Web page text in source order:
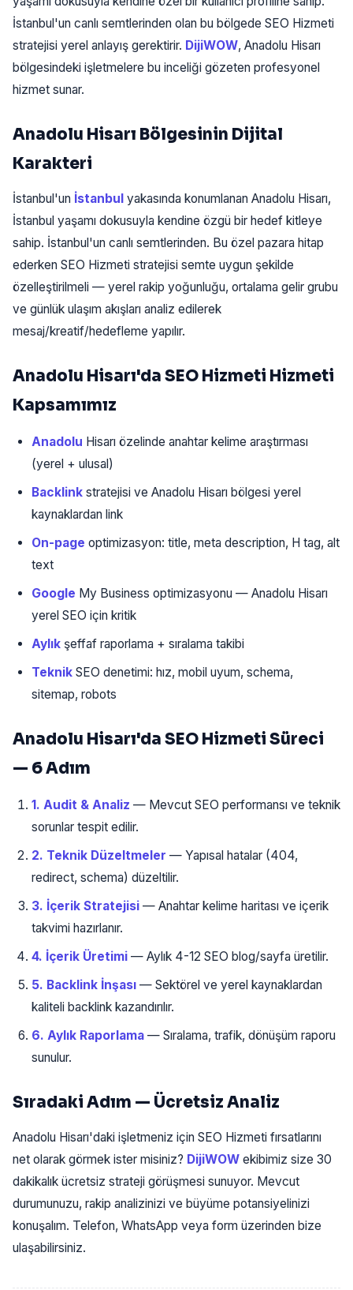
İstanbul'un canlı semtlerinden olan bu bölgede SEO Hizmeti
stratejisi yerel anlayış gerektirir. DijiWOW, Anadolu Hisarı
bölgesindeki işletmelere bu inceliği gözeten profesyonel
hizmet sunar.
Anadolu Hisarı Bölgesinin Dijital
Karakteri
İstanbul'un İstanbul yakasında konumlanan Anadolu Hisarı,
İstanbul yaşamı dokusuyla kendine özgü bir hedef kitleye
sahip. İstanbul'un canlı semtlerinden. Bu özel pazara hitap
ederken SEO Hizmeti stratejisi semte uygun şekilde
özelleştirilmeli — yerel rakip yoğunluğu, ortalama gelir grubu
ve günlük ulaşım akışları analiz edilerek
mesaj/kreatif/hedefleme yapılır.
Anadolu Hisarı'da SEO Hizmeti Hizmeti
Kapsamımız
Anadolu Hisarı özelinde anahtar kelime araştırması
(yerel + ulusal)
Backlink stratejisi ve Anadolu Hisarı bölgesi yerel
kaynaklardan link
On-page optimizasyon: title, meta description, H tag, alt
text
Google My Business optimizasyonu — Anadolu Hisarı
yerel SEO için kritik
Aylık şeffaf raporlama + sıralama takibi
Teknik SEO denetimi: hız, mobil uyum, schema,
sitemap, robots
Anadolu Hisarı'da SEO Hizmeti Süreci
— 6 Adım
1. Audit & Analiz — Mevcut SEO performansı ve teknik
sorunlar tespit edilir.
2. Teknik Düzeltmeler — Yapısal hatalar (404,
redirect, schema) düzeltilir.
3. İçerik Stratejisi — Anahtar kelime haritası ve içerik
takvimi hazırlanır.
4. İçerik Üretimi — Aylık 4-12 SEO blog/sayfa üretilir.
5. Backlink İnşası — Sektörel ve yerel kaynaklardan
kaliteli backlink kazandırılır.
6. Aylık Raporlama — Sıralama, trafik, dönüşüm raporu
sunulur.
Sıradaki Adım — Ücretsiz Analiz
Anadolu Hisarı'daki işletmeniz için SEO Hizmeti fırsatlarını
net olarak görmek ister misiniz? DijiWOW ekibimiz size 30
dakikalık ücretsiz strateji görüşmesi sunuyor. Mevcut
durumunuzu, rakip analizinizi ve büyüme potansiyelinizi
konuşalım. Telefon, WhatsApp veya form üzerinden bize
ulaşabilirsiniz.